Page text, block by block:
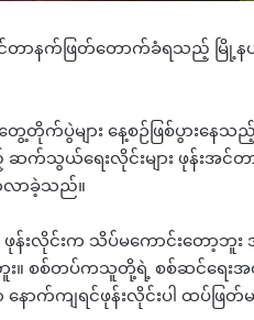
တာနက်ဖြတ်တောက်ခံရသည့် မြို့နယ်
ေ့တိုက်ပွဲများ နေ့စဉ်ဖြစ်ပွား
က်သွယ်ရေးလိုင်းများ ဖုန်းအင်တ
လာခဲ့သည်။
န်းလိုင်းက သိပ်မကောင်းတော့ဘူ
း။ စစ်တပ်ကသူတို့ရဲ့ စစ်ဆင်ရေ
က်ကျရင်ဖုန်းလိုင်းပါ ထပ်ဖြ